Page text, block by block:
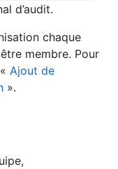
d’audit.
chaque
membre. Pour
Ajout de
».